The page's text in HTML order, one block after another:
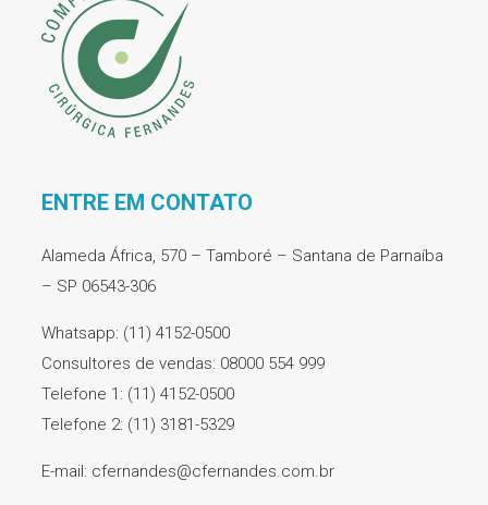
ENTRE EM CONTATO
Alameda África, 570 – Tamboré – Santana de Parnaíba
– SP 06543-306
Whatsapp: (11) 4152-0500
Consultores de vendas: 08000 554 999
Telefone 1: (11) 4152-0500
Telefone 2: (11) 3181-5329
E-mail: cfernandes@cfernandes.com.br